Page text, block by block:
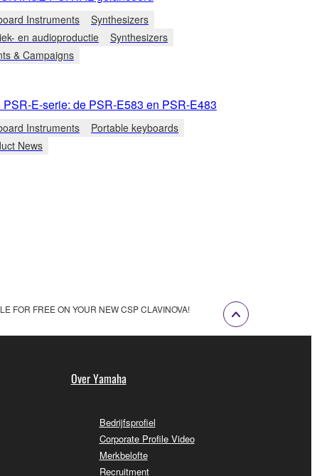
Instruments
Synthesizers
en audioproductie
Synthesizers
& Campaigns
E-serie: de PSR-E583 en PSR-E483
Instruments
Portable keyboards
News
FOR FREE ON YOUR NEW CSP CLAVINOVA!
Over Yamaha
Bedrijfsprofiel
Corporate Profile Video
Merkbelofte
Recruitment